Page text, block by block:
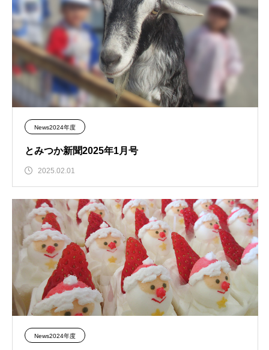
News2024年度
とみつか新聞2025年1月号
2025.02.01
News2024年度